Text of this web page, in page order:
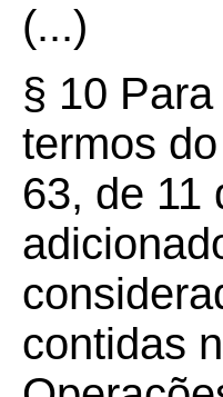
(...)
§ 10
termos
63, de 11
contidas